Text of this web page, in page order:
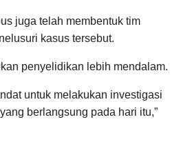
juga telah membentuk tim
kasus tersebut.
penyelidikan lebih mendalam.
untuk melakukan investigasi
berlangsung pada hari itu,”